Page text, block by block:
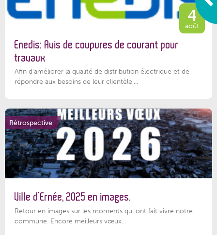
4
août
Enedis: Avis de coupures de courant pour
travaux
Afin d’améliorer la qualité de distribution électrique et de
répondre aux besoins de leur clientèle,...
Rétrospective
Ville d’Ernée, 2025 en images.
Retour en images sur les moments qui ont fait vivre notre
commune. Encore meilleurs vœux...